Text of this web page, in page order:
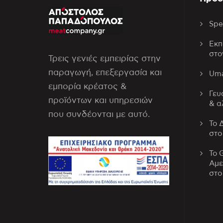
Τρεις γενιές εμπειρίας στην
παραγωγή, επεξεργασία και
εμπορία κρέατος &
προϊόντων και υπηρεσιών
που συνδέονται με αυτό.
&
Το
Το